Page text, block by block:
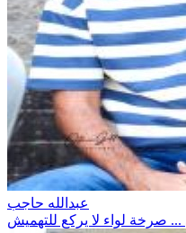
عبدالله حاجب
... صرخة لواء لا يركع للتهميش